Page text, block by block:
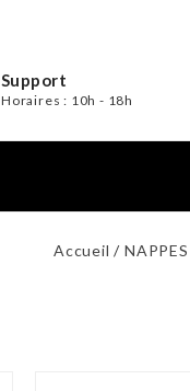
Support
Horaires : 10h - 18h
Accueil